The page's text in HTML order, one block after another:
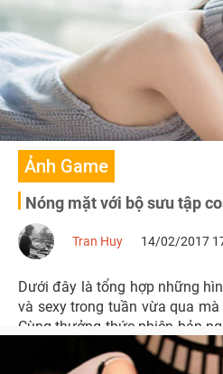
Ảnh Game
Nóng mặt với bộ sưu tập
Tran Huy 14/02/2017
Dưới đây là tổng hợp những
và sexy trong tuần vừa qua
Cùng thưởng thức phiên bản
của các nhân vật game,